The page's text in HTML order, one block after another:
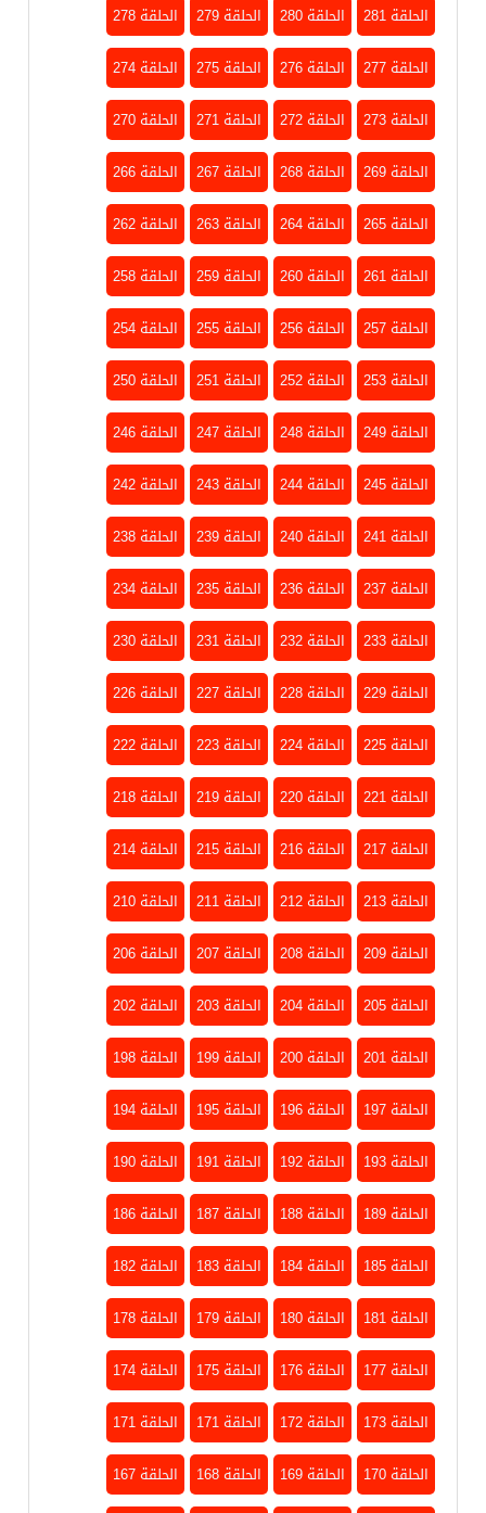
الحلقة 281
الحلقة 280 الحلقة 279
الحلقة 278
الحلقة 277
الحلقة 276 الحلقة 275
الحلقة 274
الحلقة 273
الحلقة 272 الحلقة 271
الحلقة 270
الحلقة 269
الحلقة 268 الحلقة 267
الحلقة 266
الحلقة 265
الحلقة 264 الحلقة 263
الحلقة 262
الحلقة 261
الحلقة 260 الحلقة 259
الحلقة 258
الحلقة 257
الحلقة 256 الحلقة 255
الحلقة 254
الحلقة 253
الحلقة 252 الحلقة 251
الحلقة 250
الحلقة 249
الحلقة 248 الحلقة 247
الحلقة 246
الحلقة 245
الحلقة 244 الحلقة 243
الحلقة 242
الحلقة 241
الحلقة 240 الحلقة 239
الحلقة 238
الحلقة 237
الحلقة 236 الحلقة 235
الحلقة 234
الحلقة 233
الحلقة 232 الحلقة 231
الحلقة 230
الحلقة 229
الحلقة 228 الحلقة 227
الحلقة 226
الحلقة 225
الحلقة 224 الحلقة 223
الحلقة 222
الحلقة 221
الحلقة 220 الحلقة 219
الحلقة 218
الحلقة 217
الحلقة 216 الحلقة 215
الحلقة 214
الحلقة 213
الحلقة 212 الحلقة 211
الحلقة 210
الحلقة 209
الحلقة 208 الحلقة 207
الحلقة 206
الحلقة 205
الحلقة 204 الحلقة 203
الحلقة 202
الحلقة 201
الحلقة 200 الحلقة 199
الحلقة 198
الحلقة 197
الحلقة 196 الحلقة 195
الحلقة 194
الحلقة 193
الحلقة 192 الحلقة 191
الحلقة 190
الحلقة 189
الحلقة 188 الحلقة 187
الحلقة 186
الحلقة 185
الحلقة 184 الحلقة 183
الحلقة 182
الحلقة 181
الحلقة 180 الحلقة 179
الحلقة 178
الحلقة 177
الحلقة 176 الحلقة 175
الحلقة 174
الحلقة 173
الحلقة 172 الحلقة 171
الحلقة 171
الحلقة 170
الحلقة 169 الحلقة 168
الحلقة 167